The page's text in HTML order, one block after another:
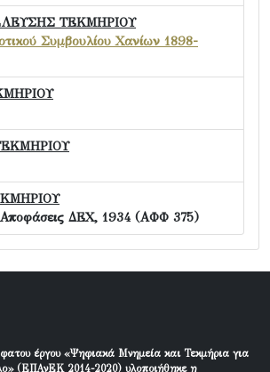
ΤΕΚΜΗΡΙΟΥ
Συμβουλίου Χανίων 1898-
ΔΕΧ, 1934 (ΑΦΦ 375)
έργου «Ψηφιακά Μνημεία και Τεκμήρια για
(ΕΠΑνΕΚ 2014-2020) υλοποιήθηκε η